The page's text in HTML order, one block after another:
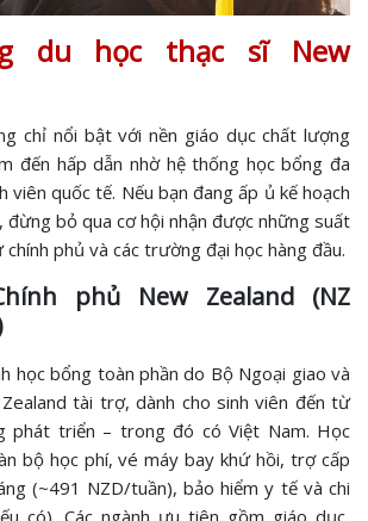
du học thạc sĩ New
chỉ nổi bật với nền giáo dục chất lượng
đến hấp dẫn nhờ hệ thống học bổng đa
viên quốc tế. Nếu bạn đang ấp ủ kế hoạch
đừng bỏ qua cơ hội nhận được những suất
phủ và các trường đại học hàng đầu.
phủ New Zealand (NZ
học bổng toàn phần do Bộ Ngoại giao và
tài trợ, dành cho sinh viên đến từ
phát triển – trong đó có Việt Nam. Học
bộ học phí, vé máy bay khứ hồi, trợ cấp
(~491 NZD/tuần), bảo hiểm y tế và chi
có). Các ngành ưu tiên gồm giáo dục,